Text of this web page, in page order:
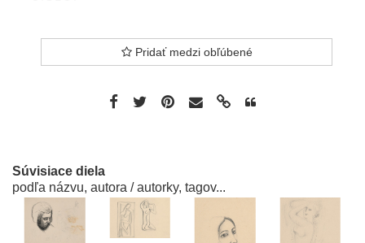
Pridať medzi obľúbené
Súvisiace diela
podľa názvu, autora / autorky, tagov...